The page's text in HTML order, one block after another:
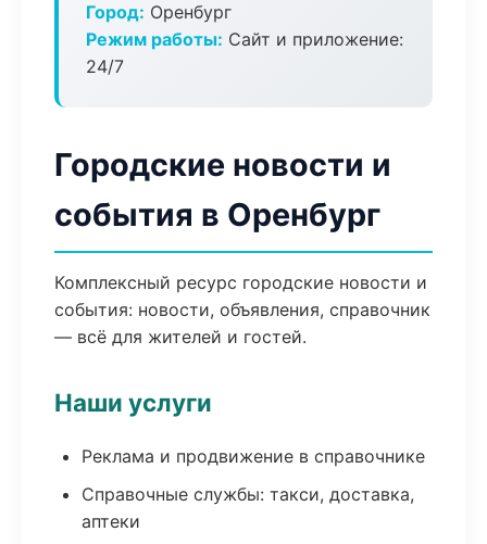
Город: Оренбург
Режим работы: Сайт и приложение:
24/7
Городские новости и
события в Оренбург
Комплексный ресурс городские новости и
события: новости, объявления, справочник
— всё для жителей и гостей.
Наши услуги
Реклама и продвижение в справочнике
Справочные службы: такси, доставка,
аптеки